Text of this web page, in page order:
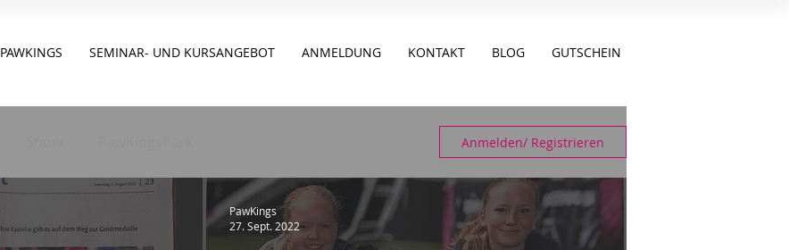
PAWKINGS SEMINAR- UND KURSANGEBOT ANMELDUNG KONTAKT BLOG GUTSCHEIN
Anmelden/ Registrieren
PawKings
27. Sept. 2022